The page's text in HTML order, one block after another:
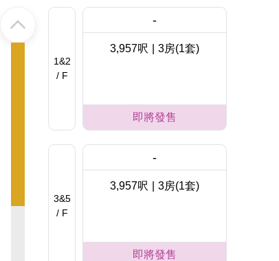
1&2
/ F
3&5
/ F
-
3,957呎 3房(1套)
即將發售
-
3,957呎 3房(1套)
即將發售